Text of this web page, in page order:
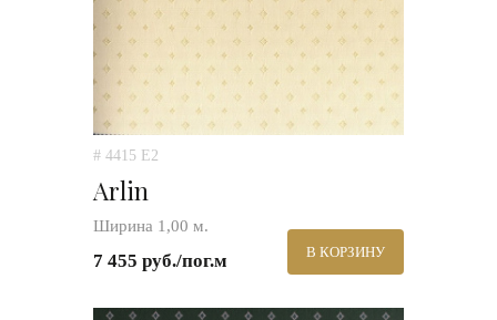
# 4415 E2
Arlin
Ширина 1,00 м.
7 455 руб./пог.м В КОРЗИНУ